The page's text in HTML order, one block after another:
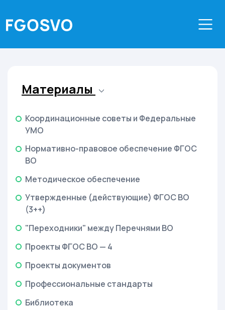
Материалы
Координационные советы и Федеральные
УМО
Нормативно-правовое обеспечение ФГОС
ВО
Методическое обеспечение
Утвержденные (действующие) ФГОС ВО
(3++)
"Переходники" между Перечнями ВО
Проекты ФГОС ВО — 4
Проекты документов
Профессиональные стандарты
Библиотека